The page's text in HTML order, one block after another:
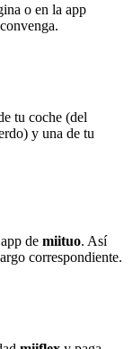
o en la app
tu coche (del
y una de tu
de miituo. Así
correspondiente.